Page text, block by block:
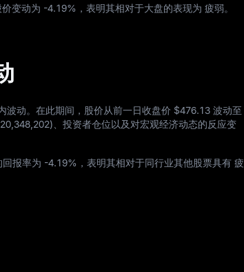
变动为 -4.19% ，表明其相对于大盘的表现为 疲弱。
波动。在此期间，股价从前一日收盘价 $476.13 波动至
20,348,202)、投资者仓位以及对宏观经济动态的反应变
回报率为 -4.19% ，表明其相对于同行业其他股票具有 疲